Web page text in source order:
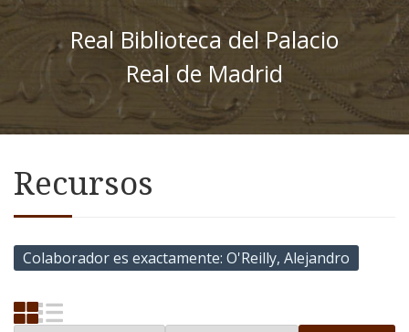
Real Biblioteca del Palacio
Real de Madrid
Recursos
Colaborador es exactamente O'Reilly, Alejandro